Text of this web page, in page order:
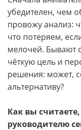
убедителен, чем
провожу анализ:
что потеряем,
мелочей. Бывают
чёткую цель и
решения: может,
альтернативу?
Как вы
руководителю